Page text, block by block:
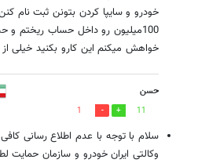
100میلیون رو داخل حساب ریختم و
خواهش میکنم این کارو بکنید خیلی از
حسن
11
1
سلام با توجه با عدم اطلاع رسانی
وکالتی ایران خودرو و سازمان